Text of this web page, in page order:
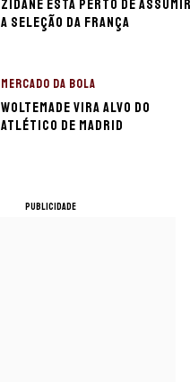
Zidane está perto de assumir
a seleção da França
MERCADO DA BOLA
Woltemade vira alvo do
Atlético de Madrid
PUBLICIDADE